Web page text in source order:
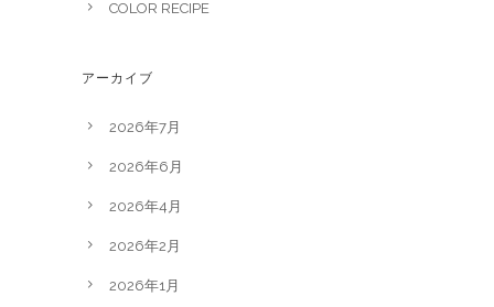
COLOR RECIPE
アーカイブ
2026年7月
2026年6月
2026年4月
2026年2月
2026年1月